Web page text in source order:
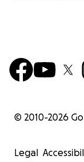
© 2010-2026
Legal